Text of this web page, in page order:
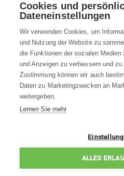
Kontaktieren Sie uns
info@robotworld.at
+49 25 197 159 962 Mo-
ALLE KONTAKTE
WIDERRUFSBELEHRUNG
DATENSCHUTZERKLÄRUNG
Cookies und
Dateneinstellungen
Wir verwenden Cookies, um
und Nutzung der Website zu
die Funktionen der sozialen
und Anzeigen zu verbessern und
Zustimmung können wir auch
Daten zu Marketingzwecken an
weitergeben.
Lernen Sie mehr
ALLES